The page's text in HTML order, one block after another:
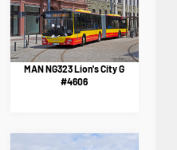
MAN NG323 Lion's City G
#4606